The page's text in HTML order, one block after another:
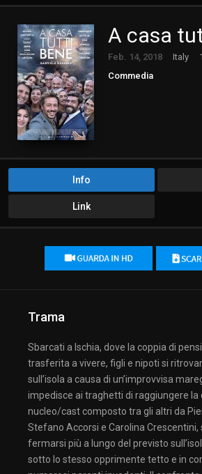
A casa
Feb. 14, 2018 Italy
Commedia
Info
Link
Trama
Sbarcati a Ischia, dove la coppia di
trasferita a vivere, figli e nipoti si
sull’isola a causa di un’improvvisa
impedisce ai traghetti di raggiungere la
nucleo/cast composto tra gli altri da
Stefano Accorsi e Carolina
fermarsi più a lungo del previsto
sotto lo stesso opprimente tetto e in